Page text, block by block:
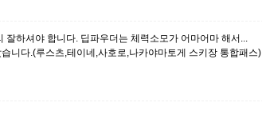
잘하셔야 합니다. 딥파우더는 체력소모가 어마어마 해서...
니다.(루스츠,테이네,사호로,나카야마토게 스키장 통합패스)